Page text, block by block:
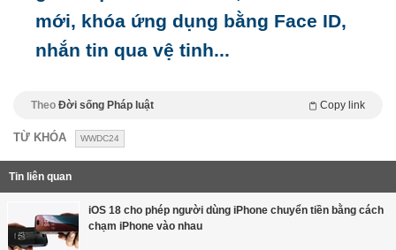
mới, khóa ứng dụng bằng Face ID,
nhắn tin qua vệ tinh...
Theo Đời sống Pháp luật Copy link
TỪ KHÓA WWDC24
Tin liên quan
iOS 18 cho phép người dùng iPhone chuyển tiền bằng cách
chạm iPhone vào nhau